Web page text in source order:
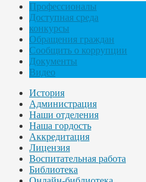
Профессионалы
Доступная среда
конкурсы
Обращения граждан
Сообщить о коррупции
Документы
Видео
История
Администрация
Наши отделения
Наша гордость
Аккредитация
Лицензия
Воспитательная работа
Библиотека